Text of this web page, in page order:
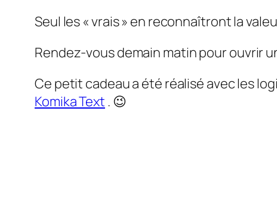
Seul les « vrais » en reconnaîtront la
Rendez-vous demain matin pour ouvrir
Ce petit cadeau a été réalisé avec les
Komika Text . 😉